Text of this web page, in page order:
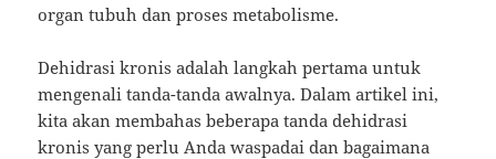
organ tubuh dan proses metabolisme.
Dehidrasi kronis adalah langkah pertama untuk
mengenali tanda-tanda awalnya. Dalam artikel ini,
kita akan membahas beberapa tanda dehidrasi
kronis yang perlu Anda waspadai dan bagaimana